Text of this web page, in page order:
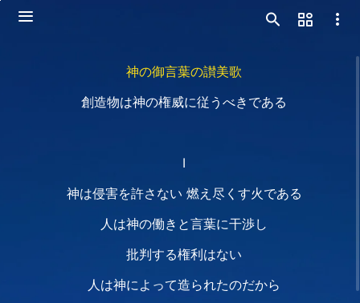
神の御言葉の讃美歌
創造物は神の権威に従うべきである
Ⅰ
神は侵害を許さない 燃え尽くす火である
人は神の働きと言葉に干渉し
批判する権利はない
人は神によって造られたのだから